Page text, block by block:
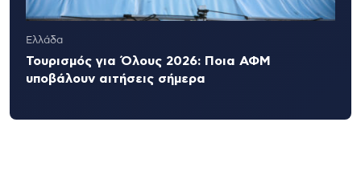
Ελλάδα
Τουρισμός για Όλους 2026: Ποια ΑΦΜ
υποβάλουν αιτήσεις σήμερα